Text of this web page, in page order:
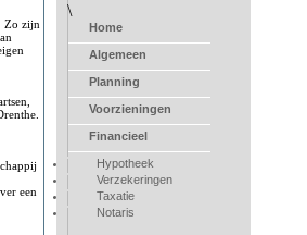
Zo zijn
een
\
Home
Algemeen
Planning
Voorzieningen
Financieel
Hypotheek
Verzekeringen
Taxatie
Notaris